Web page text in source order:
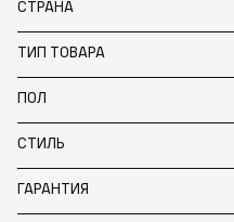
СТРАНА
ТИП ТОВАРА
ПОЛ
СТИЛЬ
ГАРАНТИЯ